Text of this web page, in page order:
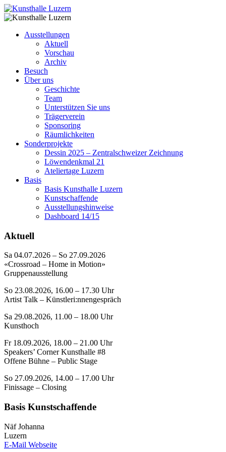
Ausstellungen
Aktuell
Vorschau
Archiv
Besuch
Über uns
Geschichte
Team
Unterstützen Sie uns
Trägerverein
Sponsoring
Räumlichkeiten
Sonderprojekte
Dessin 2025 – Zentralschweizer Zeichnung
Löwendenkmal 21
Ateliertage Luzern
Basis
Basis Kunsthalle Luzern
Kunstschaffende
Ausstellungshinweise
Dashboard 14/15
Aktuell
Sa 04.07.2026 – So 27.09.2026
«Crossroad – Home in Motion»
Gruppenausstellung
So 23.08.2026, 16.00 – 17.30 Uhr
Artist Talk – Künstleri:nnengespräch
Sa 29.08.2026, 11.00 – 18.00 Uhr
Kunsthoch
Fr 18.09.2026, 18.00 – 21.00 Uhr
Speakers’ Corner Kunsthalle #8
Offene Bühne – Public Stage
So 27.09.2026, 14.00 – 17.00 Uhr
Finissage – Closing
Basis Kunstschaffende
Näf Johanna
Luzern
E-Mail Webseite